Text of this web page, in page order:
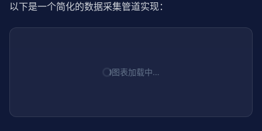
以下是一个简化的数据采集管道实现：
图表加载中…